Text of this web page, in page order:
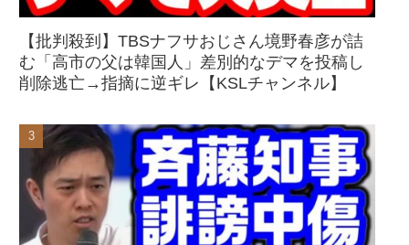
【批判殺到】TBSナフサおじさん境野春彦が詰
む「高市の父は韓国人」差別的なデマを投稿し
削除逃亡→指摘に逆ギレ【KSLチャンネル】